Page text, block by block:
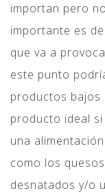
importan pero
importante es
que va a
este punto
productos bajos
producto ideal
una
como los
desnatados y/o